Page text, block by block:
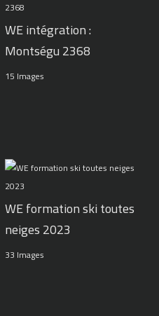
WE intégration :
Montségu 2368
15 Images
WE formation ski toutes
neiges 2023
33 Images